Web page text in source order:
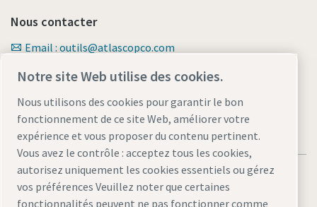
Nous contacter
Email : outils@atlascopco.com
Formulaire de contact
Notre site Web utilise des cookies.
Nous utilisons des cookies pour garantir le bon
fonctionnement de ce site Web, améliorer votre
expérience et vous proposer du contenu pertinent.
Vous avez le contrôle : acceptez tous les cookies,
autorisez uniquement les cookies essentiels ou gérez
vos préférences Veuillez noter que certaines
fonctionnalités peuvent ne pas fonctionner comme